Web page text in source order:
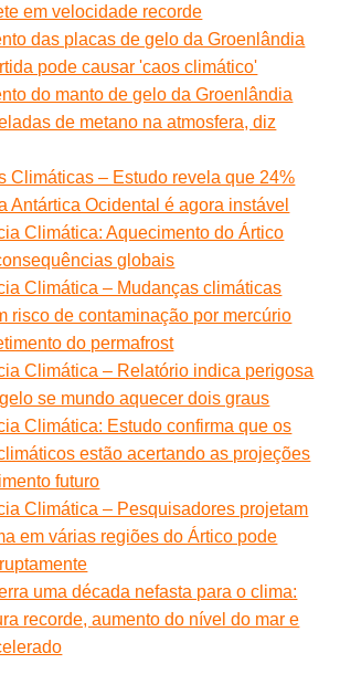
em velocidade recorde
das placas de gelo da Groenlândia
pode causar 'caos climático'
do manto de gelo da Groenlândia
de metano na atmosfera, diz
Climáticas – Estudo revela que 24%
Antártica Ocidental é agora instável
Climática: Aquecimento do Ártico
globais
Climática – Mudanças climáticas
risco de contaminação por mercúrio
do permafrost
Climática – Relatório indica perigosa
se mundo aquecer dois graus
Climática: Estudo confirma que os
estão acertando as projeções
futuro
Climática – Pesquisadores projetam
em várias regiões do Ártico pode
uma década nefasta para o clima:
recorde, aumento do nível do mar e